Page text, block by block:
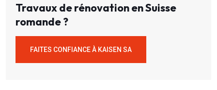
Travaux de rénovation en Suisse
romande ?
FAITES CONFIANCE À KAISEN SA